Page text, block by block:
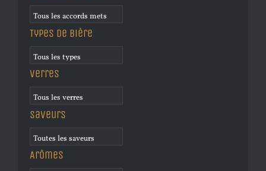
Types de bière
Verres
Saveurs
Arômes